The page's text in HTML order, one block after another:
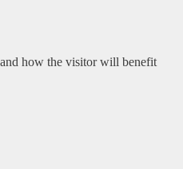
how the visitor will benefit